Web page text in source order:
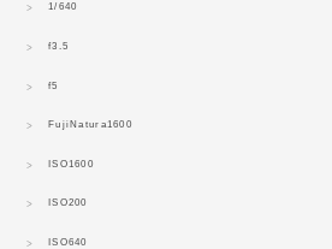
1/640
f3.5
f5
FujiNatura1600
ISO1600
ISO200
ISO640